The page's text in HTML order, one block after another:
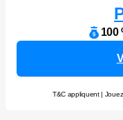
100
T&C appliquent |